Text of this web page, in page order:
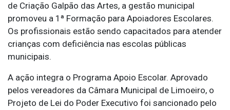
de Criação Galpão das Artes, a gestão municipal
promoveu a 1ª Formação para Apoiadores Escolares.
Os profissionais estão sendo capacitados para atender
crianças com deficiência nas escolas públicas
municipais.
A ação integra o Programa Apoio Escolar. Aprovado
pelos vereadores da Câmara Municipal de Limoeiro, o
Projeto de Lei do Poder Executivo foi sancionado pelo